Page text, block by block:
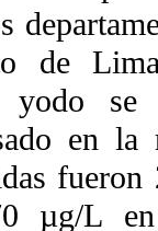
de
yodo
en
µg/L